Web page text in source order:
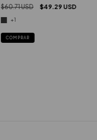
$60.71 USD $49.29 USD
+1
COMPRAR